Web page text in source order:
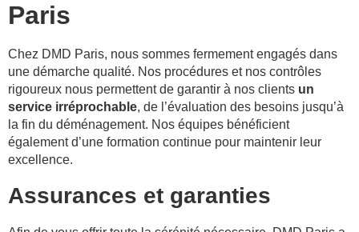
Paris
Chez DMD Paris, nous sommes fermement engagés dans
une démarche qualité. Nos procédures et nos contrôles
rigoureux nous permettent de garantir à nos clients un
service irréprochable, de l’évaluation des besoins jusqu’à
la fin du déménagement. Nos équipes bénéficient
également d’une formation continue pour maintenir leur
excellence.
Assurances et garanties